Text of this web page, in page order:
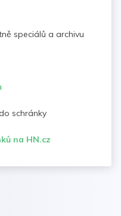
speciálů a archivu
schránky
na HN.cz